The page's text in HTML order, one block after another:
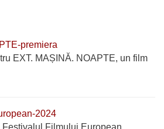
EXT. MAȘINĂ. NOAPTE, un film
Festivalul Filmului European